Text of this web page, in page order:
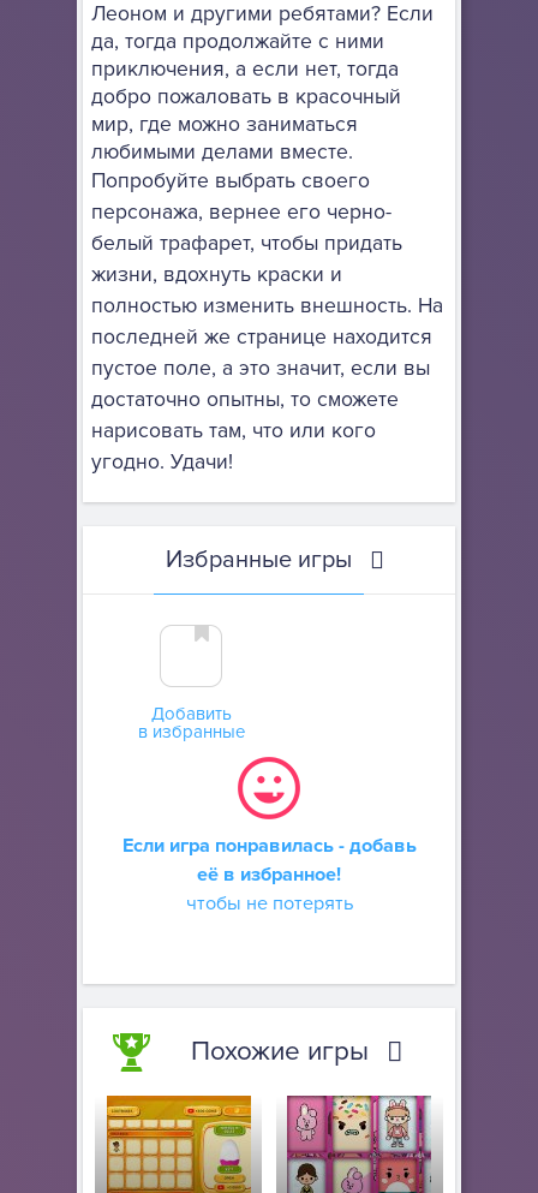
Леоном и другими ребятами? Если
да, тогда продолжайте с ними
приключения, а если нет, тогда
добро пожаловать в красочный
мир, где можно заниматься
любимыми делами вместе.
Попробуйте выбрать своего
персонажа, вернее его черно-
белый трафарет, чтобы придать
жизни, вдохнуть краски и
полностью изменить внешность. На
последней же странице находится
пустое поле, а это значит, если вы
достаточно опытны, то сможете
нарисовать там, что или кого
угодно. Удачи!
Избранные игры
Добавить
в избранные
Если игра понравилась - добавь
её в избранное!
чтобы не потерять
Похожие игры